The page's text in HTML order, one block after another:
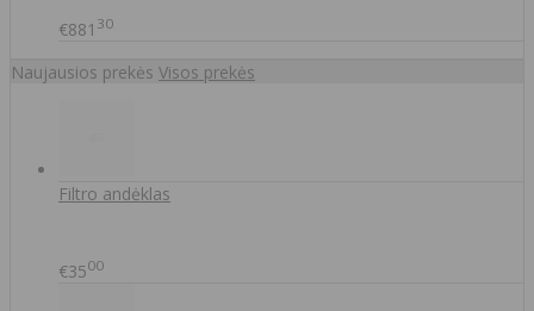
€881 30
Naujausios prekės Visos prekės
Filtro andėklas
€3500